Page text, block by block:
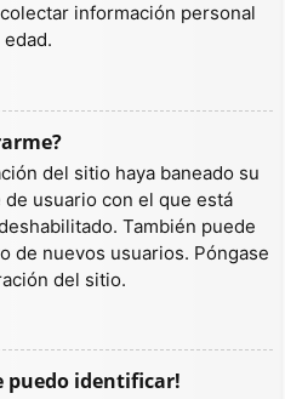
información personal
del sitio haya baneado su
usuario con el que está
También puede
de nuevos usuarios. Póngase
del sitio.
puedo identificar!